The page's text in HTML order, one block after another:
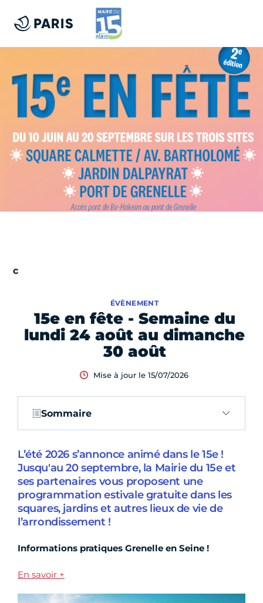
15e en fête - Semaine du
lundi 24 août au dimanche
30 août
ÉVÈNEMENT
Mise à jour le 15/07/2026
Sommaire
L’été 2026 s’annonce animé dans le 15e !
Jusqu'au 20 septembre, la Mairie du 15e et
ses partenaires vous proposent une
programmation estivale gratuite dans les
squares, jardins et autres lieux de vie de
l’arrondissement !
Informations pratiques Grenelle en Seine !
En savoir +